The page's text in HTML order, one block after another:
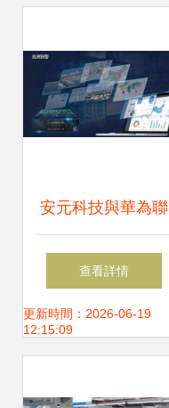
慶創新應用
安元科技與華為聯
合發布“智慧安
全”解決方案 融合
查看詳情
更新時間：2026-06-19
12:15:09